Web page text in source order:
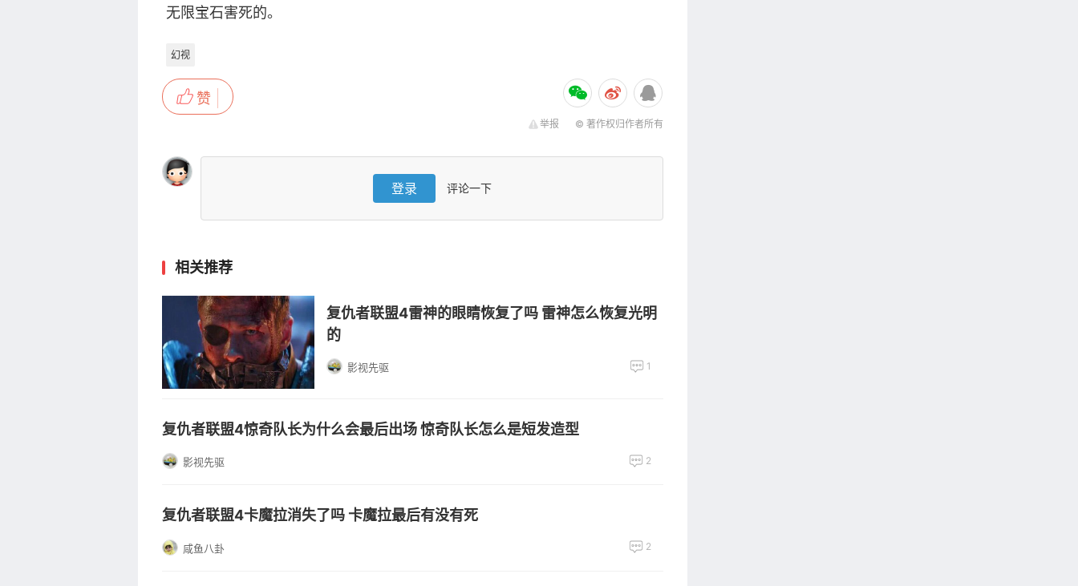
无限宝石害死的。
幻视
赞
© 著作权归作者所有
举报
登录 评论一下
相关推荐
复仇者联盟4雷神的眼睛恢复了吗 雷神怎么恢复光明
的
影视先驱 1
复仇者联盟4惊奇队长为什么会最后出场 惊奇队长怎么是短发造型
影视先驱 2
复仇者联盟4卡魔拉消失了吗 卡魔拉最后有没有死
咸鱼八卦 2